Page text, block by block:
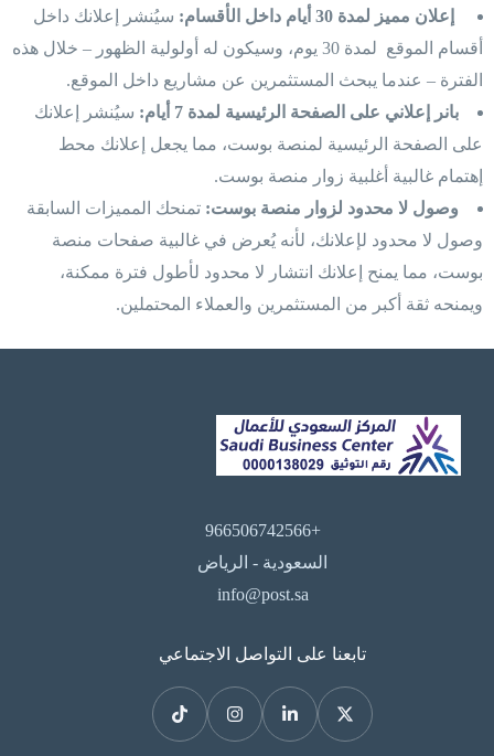
إعلان مميز لمدة 30 أيام داخل الأقسام:
سيُنشر إعلانك داخل
أقسام الموقع لمدة 30 يوم، وسيكون له أولولية الظهور – خلال هذه
الفترة – عندما يبحث المستثمرين عن مشاريع داخل الموقع.
بانر إعلاني على الصفحة الرئيسية لمدة 7 أيام:
سيُنشر إعلانك
على الصفحة الرئيسية لمنصة بوست، مما يجعل إعلانك محط
إهتمام غالبية أغلبية زوار منصة بوست.
وصول لا محدود لزوار منصة بوست: تمنحك المميزات السابقة
وصول لا محدود لإعلانك، لأنه يُعرض في غالبية صفحات منصة
بوست، مما يمنح إعلانك انتشار لا محدود لأطول فترة ممكنة،
ويمنحه ثقة أكبر من المستثمرين والعملاء المحتملين.
+966506742566
السعودية - الرياض
info@post.sa
تابعنا على التواصل الاجتماعي